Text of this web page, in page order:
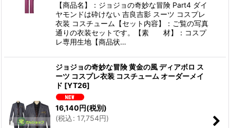
【商品名】：ジョジョの奇妙な冒険 Part4 ダイ
ヤモンドは砕けない 吉良吉影 スーツ コスプレ
衣装 コスチューム【セット内容】：ご覧の写真
通りの衣装セットです。【素 材】：コスプ
レ専用生地【商品状…
ジョジョの奇妙な冒険 黄金の風 ディアボロ ス
ーツ コスプレ衣装 コスチューム オーダーメイ
ド [YT26]
16,140円(税別)
(税込: 17,754円)